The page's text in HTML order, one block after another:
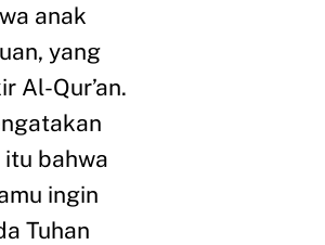
anak
yang
Al-Qur’an.
bahwa
ingin
Tuhan